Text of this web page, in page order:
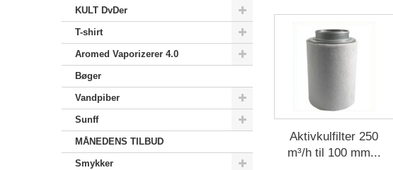
KULT DvDer
T-shirt
Aromed Vaporizerer 4.0
Bøger
Vandpiber
Sunff
MÅNEDENS TILBUD
Smykker
Aktivkulfilter 250
m³/h til 100 mm...